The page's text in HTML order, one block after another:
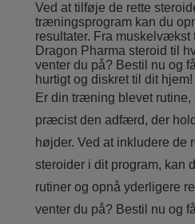
Ved at tilføje de rette
træningsprogram kan du
resultater. Fra muskelvækst
Dragon Pharma steroid til
venter du på? Bestil nu og
hurtigt og diskret til dit hjem!
Er din træning blevet
præcist den adfærd, der
højder. Ved at inkludere de
steroider i dit program, kan
rutiner og opnå yderligere
venter du på? Bestil nu og